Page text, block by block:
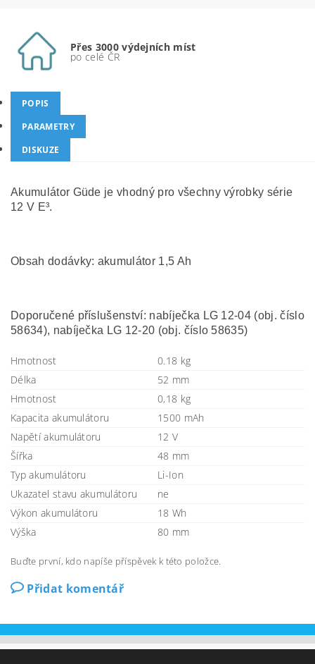
Přes 3000 výdejních míst
po celé ČR
POPIS
PARAMETRY
DISKUZE
Akumulátor Güde je vhodný pro všechny výrobky série
12 V E³.
Obsah dodávky: akumulátor 1,5 Ah
Doporučené příslušenství: nabíječka LG 12-04 (obj. číslo
58634), nabíječka LG 12-20 (obj. číslo 58635)
Hmotnost
0.18 kg
Délka
52 mm
Hmotnost
0,18 kg
Kapacita akumulátoru
1500 mAh
Napětí akumulátoru
12 V
Šířka
48 mm
Typ akumulátoru
Li-Ion
Ukazatel stavu akumulátoru
ne
Výkon akumulátoru
18 Wh
Výška
80 mm
Buďte první, kdo napíše příspěvek k této položce.
Přidat komentář